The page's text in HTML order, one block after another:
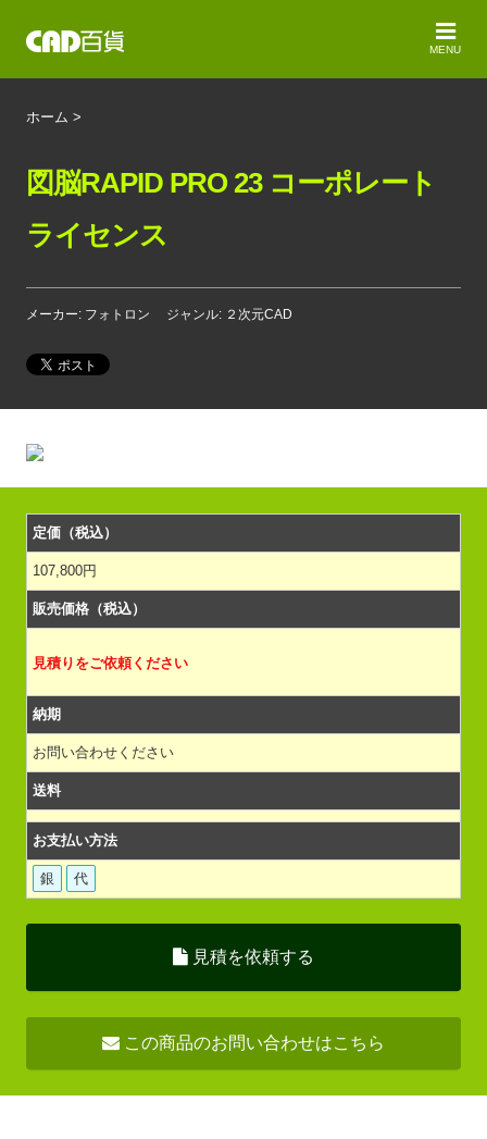
MENU
ホーム >
図脳RAPID PRO 23 コーポレート
ライセンス
メーカー: フォトロン ジャンル: ２次元CAD
定価（税込）
107,800円
販売価格（税込）
見積りをご依頼ください
納期
お問い合わせください
送料
お支払い方法
銀 代
見積を依頼する
この商品のお問い合わせはこちら